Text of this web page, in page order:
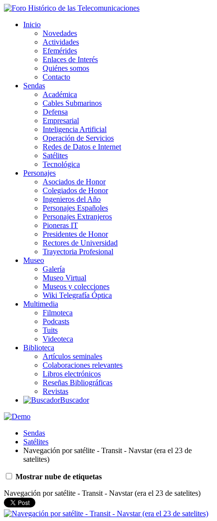
Inicio
Novedades
Actividades
Efemérides
Enlaces de Interés
Quiénes somos
Contacto
Sendas
Académica
Cables Submarinos
Defensa
Empresarial
Inteligencia Artificial
Operación de Servicios
Redes de Datos e Internet
Satélites
Tecnológica
Personajes
Asociados de Honor
Colegiados de Honor
Ingenieros del Año
Personajes Españoles
Personajes Extranjeros
Pioneras IT
Presidentes de Honor
Rectores de Universidad
Trayectoria Profesional
Museo
Galería
Museo Virtual
Museos y colecciones
Wiki Telegrafía Óptica
Multimedia
Filmoteca
Podcasts
Tuits
Videoteca
Biblioteca
Artículos seminales
Colaboraciones relevantes
Libros electrónicos
Reseñas Bibliográficas
Revistas
Buscador
Sendas
Satélites
Navegación por satélite - Transit - Navstar (era el 23 de
satelites)
Mostrar nube de etiquetas
Navegación por satélite - Transit - Navstar (era el 23 de satelites)